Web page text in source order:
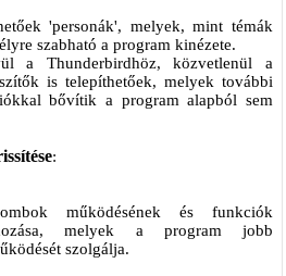
'personák', melyek, mint témák
szabható a program kinézete.
a Thunderbirdhöz, közvetlenül a
is telepíthetőek, melyek további
bővítik a program alapból sem
:
működésének és funkciók
melyek a program jobb
szolgálja.